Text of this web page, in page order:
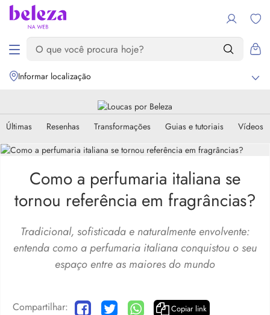
Informar localização
Últimas Resenhas Transformações Guias e tutoriais Vídeos
Como a perfumaria italiana se
tornou referência em fragrâncias?
Tradicional, sofisticada e naturalmente envolvente:
entenda como a perfumaria italiana conquistou o seu
espaço entre as maiores do mundo
Compartilhar: Copiar link